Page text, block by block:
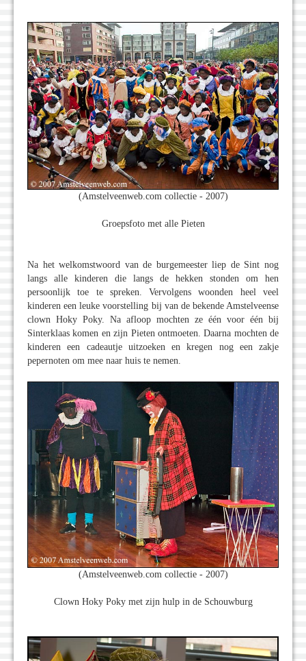
(Amstelveenweb.com collectie - 2007)
Groepsfoto met alle Pieten
Na het welkomstwoord van de burgemeester liep de Sint nog
langs alle kinderen die langs de hekken stonden om hen
persoonlijk toe te spreken. Vervolgens woonden heel veel
kinderen een leuke voorstelling bij van de bekende Amstelveense
clown Hoky Poky. Na afloop mochten ze één voor één bij
Sinterklaas komen en zijn Pieten ontmoeten. Daarna mochten de
kinderen een cadeautje uitzoeken en kregen nog een zakje
pepernoten om mee naar huis te nemen.
(Amstelveenweb.com collectie - 2007)
Clown Hoky Poky met zijn hulp in de Schouwburg